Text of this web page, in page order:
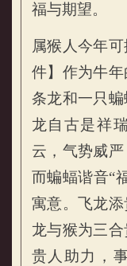
属猴的人
福与期望。
属猴人今年
件】作为牛
条龙和一只蝙
龙自古是祥
云，气势威严
而蝙蝠谐音“
寓意。飞龙
龙与猴为三
贵人助力，